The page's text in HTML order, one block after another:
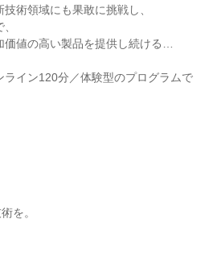
術領域にも果敢に挑戦し、
値の高い製品を提供し続ける…
ライン120分／体験型のプログラムで
を。